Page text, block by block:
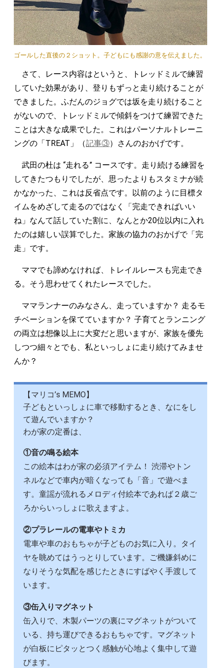
ゴールした直後の２ショット。子どもにも感謝の意を伝えました。
さて、レース内容はというと、トレッドミルで練習
していた効果があり、登りもずっと走り続けることが
できました。ふだんのジョグでは坂を走り続けること
がないので、トレッドミルで傾斜をつけて練習できた
ことは大きな成果でした。これはパーソナルトレーニ
ングの「TREAT」（記事③）さんのおかげです。
武田の杜は “走れる” コースです。走り続ける練習を
してきたつもりでしたが、思ったよりもスタミナが続
かなかった、これは反省点です。以前のように目標タ
イムをめざして走るのではなく「完走できればいい
ね」なんて話していた割に、なんとか20位以内に入れ
たのは嬉しい誤算でした。家族の協力のおかげで「完
走」です。
ママでも諦めなければ、トレイルレースも完走でき
る。そう思わせてくれたレースでした。
ママランナーのみなさん、走っていますか？ 走るモ
チベーションを保てていますか？ 子育てとランニング
の両立は想像以上に大変だと思いますが、家族を優先
しつつ細々とでも、私といっしょに走り続けてみませ
んか？
【マリコ’s MEMO】
子どもといっしょに車で移動するとき、なにをし
て遊んでいますか？
わが家の定番は、
①音の鳴る絵本
この絵本はわが家の必須アイテム！ 渋滞やトン
ネルなどで車内が暗くなっても「音」で遊べま
す。童謡が流れるメロディ付絵本であれば２歳ご
ろからいっしょに歌えますよ。
②プラレールの電車やトミカ
電車や車のおもちゃが子どものお気に入り。タイ
ヤを眺めてはうっとりしています。ご機嫌斜めに
なりそうな気配を感じたときにすばやく手渡して
います。
③缶入りマグネット
缶入りで、木製パーツの裏にマグネットがついて
いる、持ち運びできるおもちゃです。マグネット
が白板にピタッとつく感触が心地よく集中して遊
びます。